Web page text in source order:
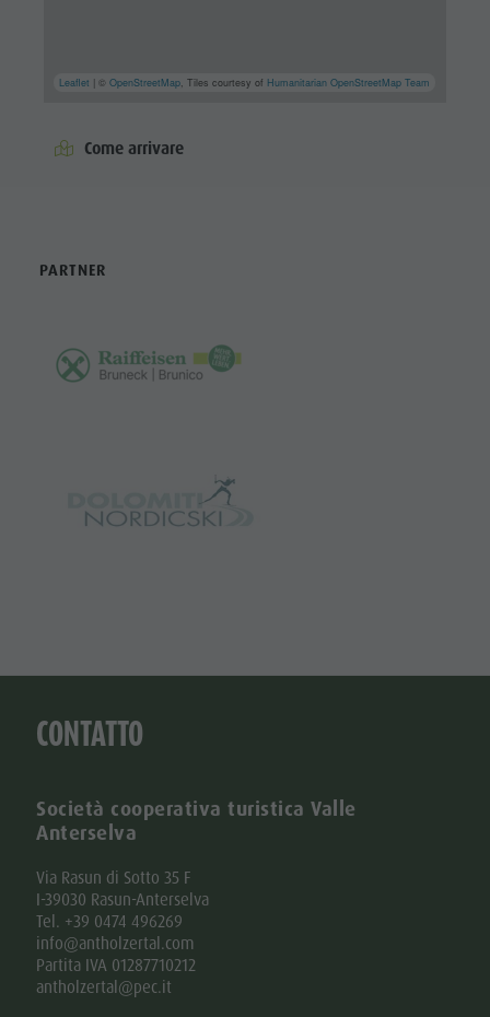
Leaflet | ©OpenStreetMap, Tiles courtesy of Humanitarian OpenStreetMap Team
Come arrivare
PARTNER
CONTATTO
Società cooperativa turistica Valle
Anterselva
Via Rasun di Sotto 35 F
I-39030 Rasun-Anterselva
Tel. +39 0474 496269
info@antholzertal.com
Partita IVA 01287710212
antholzertal@pec.it